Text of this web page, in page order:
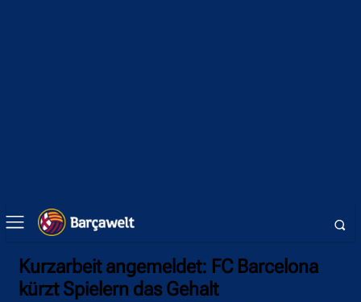
Kurzarbeit angemeldet: FC Barcelona
kürzt Spielern das Gehalt